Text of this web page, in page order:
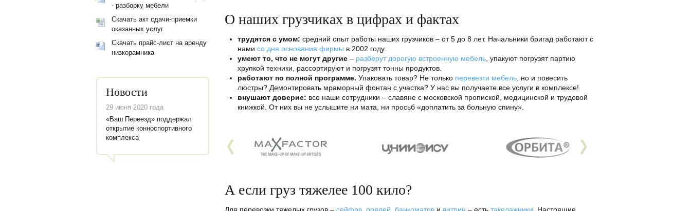
О наших грузчиках в цифрах и фактах
трудятся с умом: средний опыт работы наших грузчиков – от 5 до 8 лет. Начальники бригад работают с
нами со дня основания фирмы в 2002 году.
умеют то, что не могут другие – разберут дорогую встроенную мебель , упакуют погрузят партию
хрупкой техники, рассортируют и погрузят тонны продуктов.
работают по полной программе. Упаковать товар? Не только перевезти мебель , но и повесить
люстры? Демонтировать мраморный фонтан с участка? У нас вы получаете все услуги в комплексе!
внушают доверие: все наши сотрудники – славяне с московской пропиской, медицинской и трудовой
книжкой. От них вы не услышите ни мата, ни просьб «доплатить за больную спину».
А если груз тяжелее 100 кило?
- разборку мебели
Скачать акт сдачи-приемки
оказанных услуг
Скачать прайс-лист на аренду
низкорамника
Новости
29 июня 2020 года
«Ваш Переезд» поддержал
открытие конноспортивного
комплекса